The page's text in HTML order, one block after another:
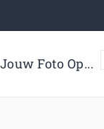
Jouw Foto Op...